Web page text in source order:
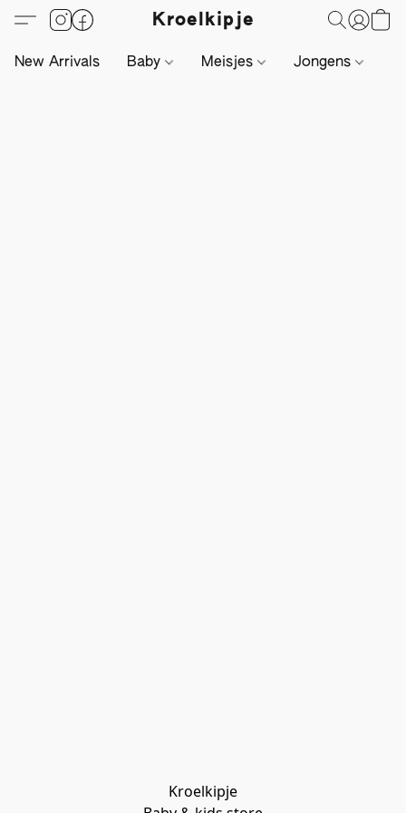
Kroelkipje
New Arrivals Baby Meisjes Jongens
Kroelkipje